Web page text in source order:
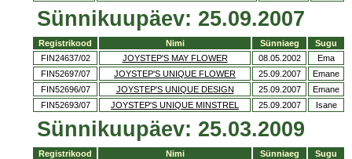
Sünnikuupäev: 25.09.2007
Registrikood Nimi Sünniaeg
Sugu
FIN24637/02
JOYSTEP'S MAY FLOWER 08.05.2002
Ema
FIN52697/07
JOYSTEP'S UNIQUE FLOWER 25.09.2007
Emane
FIN52696/07
JOYSTEP'S UNIQUE DESIGN 25.09.2007
Emane
FIN52693/07
JOYSTEP'S UNIQUE MINSTREL 25.09.2007 Isane
Sünnikuupäev: 25.03.2009
Registrikood Nimi Sünniaeg
Sugu